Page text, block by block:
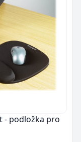
- podložka pro